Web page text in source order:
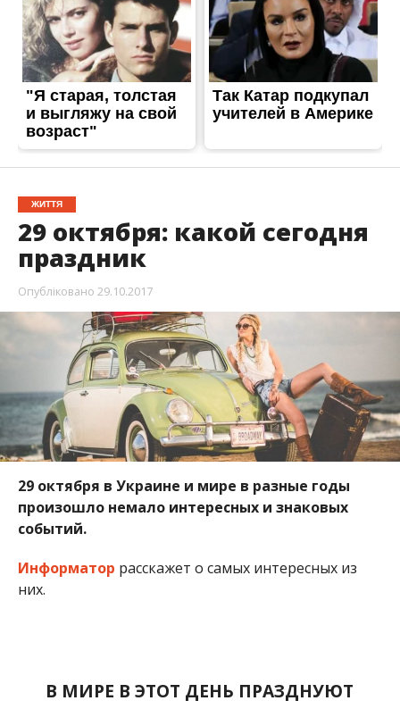
ЖИТТЯ
29 октября: какой сегодня
праздник
Опубліковано 29.10.2017
29 октября в Украине и мире в разные годы
произошло немало интересных и знаковых
событий.
Информатор расскажет о самых интересных из
них.
В МИРЕ В ЭТОТ ДЕНЬ ПРАЗДНУЮТ